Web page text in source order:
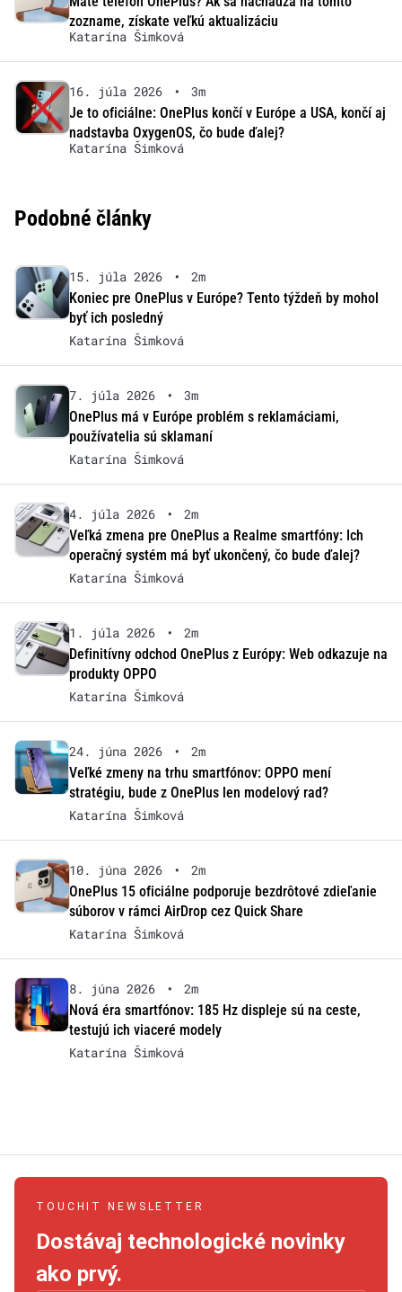
zozname, získate veľkú aktualizáciu
Katarína Šimková
16. júla 2026 •
3m
Je to oficiálne: OnePlus končí v Európe a USA, končí aj
nadstavba OxygenOS, čo bude ďalej?
Katarína Šimková
Podobné články
15. júla 2026 •
2m
Koniec pre OnePlus v Európe? Tento týždeň by mohol
byť ich posledný
Katarína Šimková
7. júla 2026 •
3m
OnePlus má v Európe problém s reklamáciami,
používatelia sú sklamaní
Katarína Šimková
4. júla 2026 •
2m
Veľká zmena pre OnePlus a Realme smartfóny: Ich
operačný systém má byť ukončený, čo bude ďalej?
Katarína Šimková
1. júla 2026 •
2m
Definitívny odchod OnePlus z Európy: Web odkazuje na
produkty OPPO
Katarína Šimková
24. júna 2026 •
2m
Veľké zmeny na trhu smartfónov: OPPO mení
stratégiu, bude z OnePlus len modelový rad?
Katarína Šimková
10. júna 2026 •
2m
OnePlus 15 oficiálne podporuje bezdrôtové zdieľanie
súborov v rámci AirDrop cez Quick Share
Katarína Šimková
8. júna 2026 •
2m
Nová éra smartfónov: 185 Hz displeje sú na ceste,
testujú ich viaceré modely
Katarína Šimková
TOUCHIT NEWSLETTER
Dostávaj technologické novinky
ako prvý.